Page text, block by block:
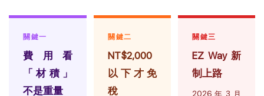
關鍵一
費用看
「材積」
不是重量
關鍵二
NT$2,000
以下才免
稅
關鍵三
EZ Way 新
制上路
2026 年 3 月